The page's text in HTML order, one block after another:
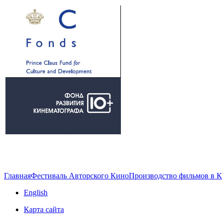
ГлавнаяФестиваль Авторского КиноПроизводство фильмов в
English
Карта сайта